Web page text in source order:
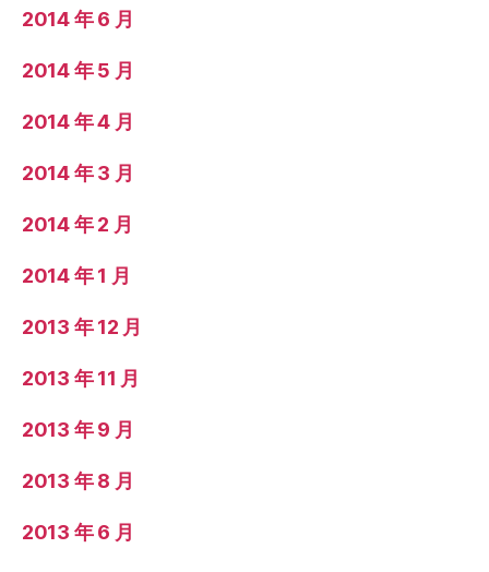
2014 年 6 月
2014 年 5 月
2014 年 4 月
2014 年 3 月
2014 年 2 月
2014 年 1 月
2013 年 12 月
2013 年 11 月
2013 年 9 月
2013 年 8 月
2013 年 6 月